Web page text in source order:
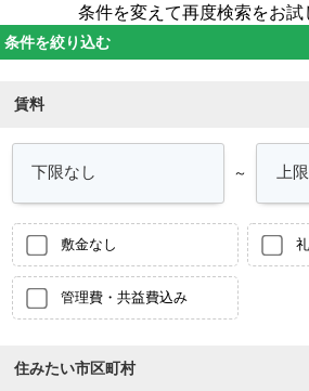
条件を変えて再度検索をお試
条件を絞り込む
賃料
～
敷金なし
管理費・共益費込み
住みたい市区町村